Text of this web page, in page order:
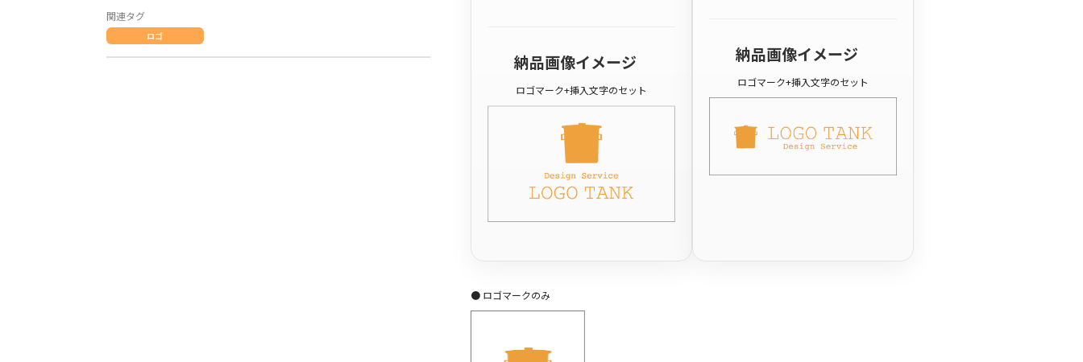
関連タグ
ロゴ
納品画像イメージ
ロゴマーク+挿入文字のセット
納品画像イメージ
ロゴマーク+挿入文字のセット
● ロゴマークのみ